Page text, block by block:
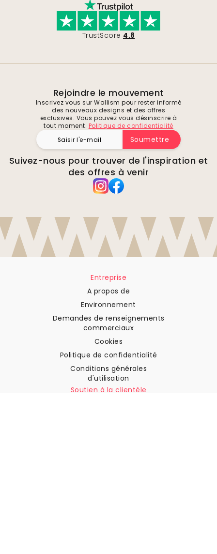
TrustScore 4.8
Rejoindre le mouvement
Inscrivez vous sur Wallism pour rester informé
des nouveaux designs et des offres
exclusives. Vous pouvez vous désinscrire à
tout moment. Politique de confidentialité
Soumettre
Suivez-nous pour trouver de l'inspiration et
des offres à venir
Entreprise
A propos de
Environnement
Demandes de renseignements
commerciaux
Cookies
Politique de confidentialité
Conditions générales
d'utilisation
Soutien à la clientèle